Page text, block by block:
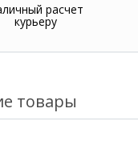
расчет
курьеру
товары